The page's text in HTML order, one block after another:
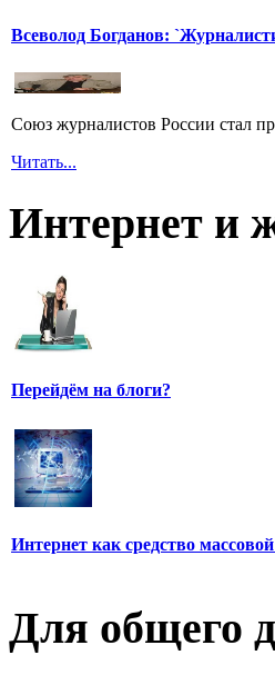
Всеволод Богданов:
Союз журналистов России стал
Читать...
Интернет и
Перейдём на блоги?
Интернет как средство
Для общего